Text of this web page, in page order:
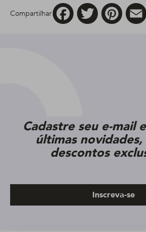
Compartilhar
FacebookTwitter
Cadastre seu e-mail
últimas
descontos
Inscreva-se